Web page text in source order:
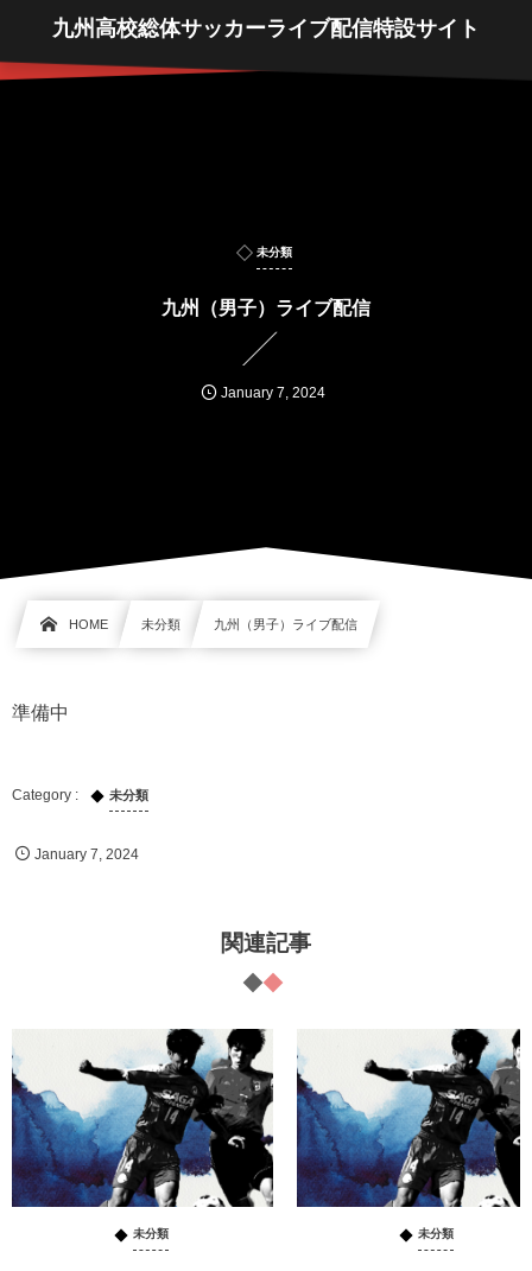
九州高校総体サッカーライブ配信特設サイト
未分類
九州（男子）ライブ配信
January 7 ,2024
HOME 未分類 九州（男子）ライブ配信
準備中
未分類
January 7 ,2024
関連記事
未分類 未分類